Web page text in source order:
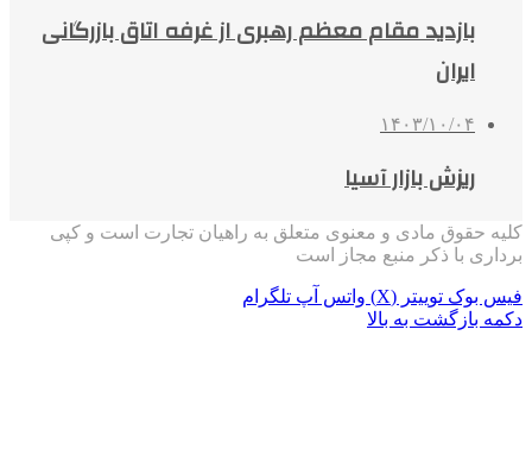
بازدید مقام معظم رهبری از غرفه اتاق بازرگانی
ایران
۱۴۰۳/۱۰/۰۴
ریزش بازار آسیا
کلیه حقوق مادی و معنوی متعلق به راهیان تجارت است و کپی
برداری با ذکر منبع مجاز است
فیس بوک توییتر (X) واتس آپ تلگرام
دکمه بازگشت به بالا